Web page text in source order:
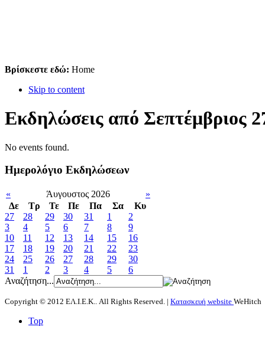
Βρίσκεστε εδώ: Home
Skip to content
Εκδηλώσεις από Σεπτέμβριος
No events found.
Ημερολόγιο Εκδηλώσεων
« Άυγουστος 2026
»
Δε
Tρ Τε Πε Πα Σα
Κυ
27
28 29 30 31 1
2
3
4 5 6 7 8
9
10
11 12 13 14 15
16
17
18 19 20 21 22
23
24
25 26 27 28 29
30
31
1 2 3 4 5
6
Αναζήτηση...
Copyright © 2012 ΕΛ.Ι.Ε.Κ.. All Rights Reserved. | Κατασκευή website WeHitch
Top